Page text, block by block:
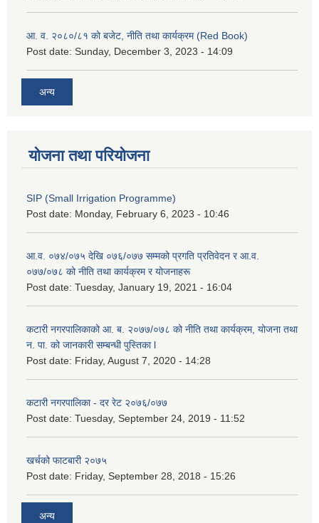
आ. व. २०८०/८१ को बजेट, नीति तथा कार्यक्रम (Red Book)
Post date: Sunday, December 3, 2023 - 14:09
अन्य
योजना तथा परियोजना
SIP (Small Irrigation Programme)
Post date: Monday, February 6, 2023 - 10:46
आ.व. ०७४/०७५ देखि ०७६/०७७ सम्मको प्रगति प्रतिवेदन र आ.व.
०७७/०७८ को नीति तथा कार्यक्रम र योजनाहरू
Post date: Tuesday, January 19, 2021 - 16:04
कटारी नगरपालिकाको आ. ब. २०७७/०७८ को नीति तथा कार्यक्रम, योजना तथा
न. पा. को जानकारी सम्बन्धी पुस्तिका l
Post date: Friday, August 7, 2020 - 14:28
कटारी नगरपालिका - दर रेट २०७६/०७७
Post date: Tuesday, September 24, 2019 - 11:52
खर्चको फाटबारी २०७५
Post date: Friday, September 28, 2018 - 15:26
अन्य